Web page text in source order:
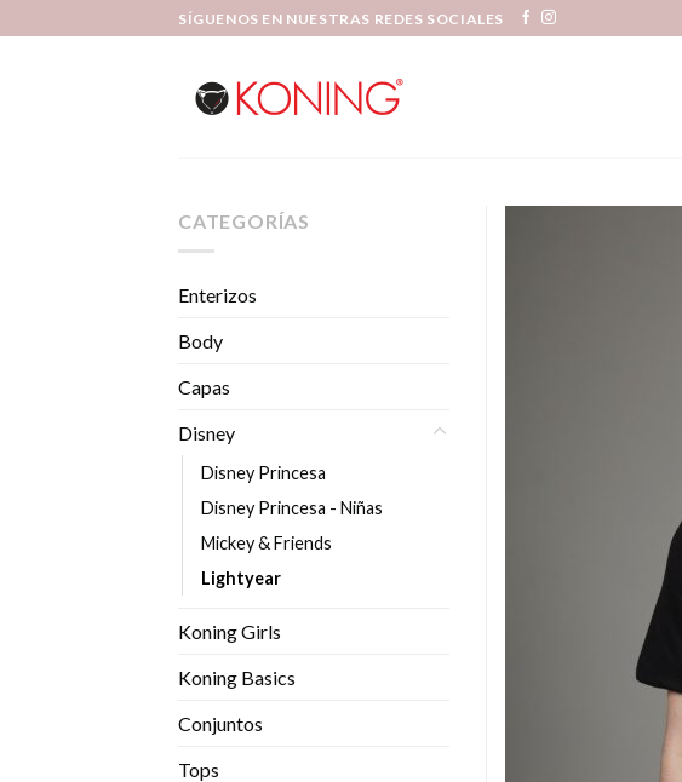
SÍGUENOS EN NUESTRAS REDES SOCIALES
CATEGORÍAS
Enterizos
Body
Capas
Disney
Disney Princesa
Disney Princesa - Niñas
Mickey & Friends
Lightyear
Koning Girls
Koning Basics
Conjuntos
Tops